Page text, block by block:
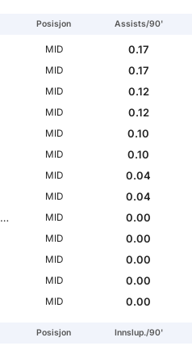
Posisjon Assists/90'
MID
0.17
MID
0.17
MID
0.12
MID
0.12
MID
0.10
MID
0.10
MID
0.04
MID
0.04
MID
0.00
MID
0.00
MID
0.00
MID
0.00
MID 0.00
Posisjon Innslup./90'